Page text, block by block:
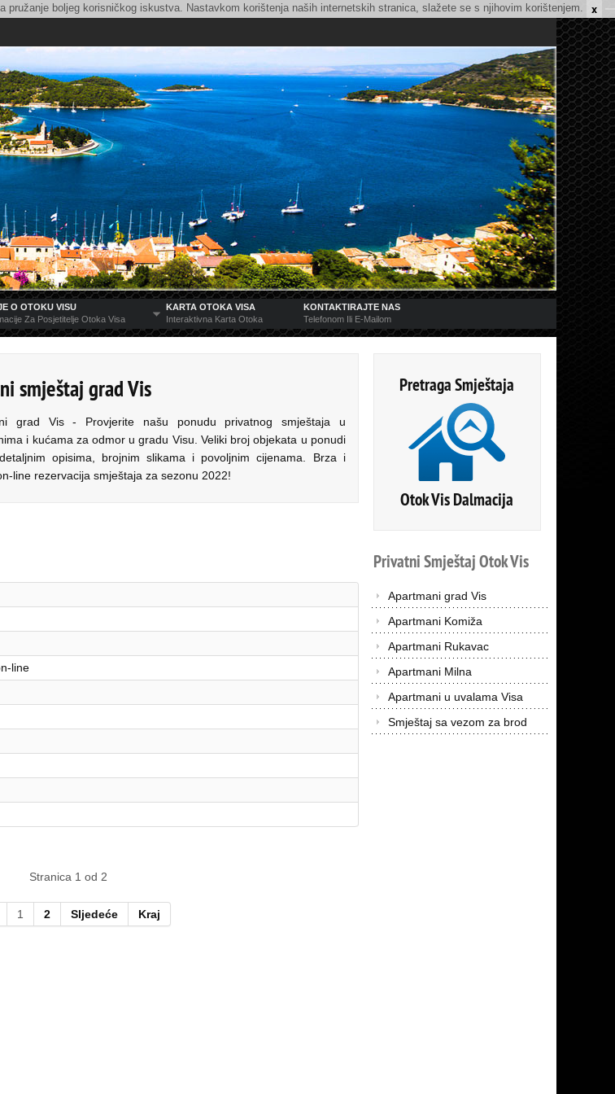
pružanje boljeg korisničkog iskustva. Nastavkom korištenja naših internetskih stranica, slažete se s njihovim korištenjem. x
O OTOKU VISU
Za Posjetitelje Otoka Visa
KARTA OTOKA VISA
Interaktivna Karta Otoka
KONTAKTIRAJTE NAS
Telefonom Ili E-Mailom
smještaj grad Vis
grad Vis - Provjerite našu ponudu privatnog smještaja u
i kućama za odmor u gradu Visu. Veliki broj objekata u ponudi
opisima, brojnim slikama i povoljnim cijenama. Brza i
line rezervacija smještaja za sezonu 2022!
line
Stranica 1 od 2
1 2 Sljedeće Kraj
Pretraga Smještaja
Otok Vis Dalmacija
PrivatniSmještajOtokVis
Apartmani grad Vis
Apartmani Komiža
Apartmani Rukavac
Apartmani Milna
Apartmani u uvalama Visa
Smještaj sa vezom za brod